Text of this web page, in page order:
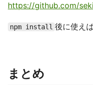
https://github.com/
npm install 後に使え
まとめ